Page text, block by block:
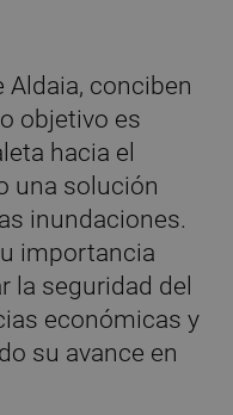
Aldaia, conciben
objetivo es
hacia el
una solución
inundaciones.
importancia
la seguridad del
económicas y
su avance en